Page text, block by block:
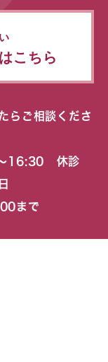
こちら
らご相談くださ
16:30 休診
まで